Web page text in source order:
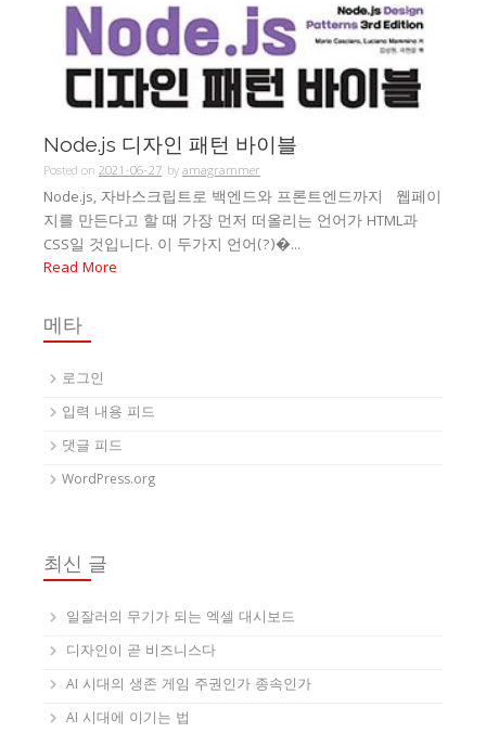
Node.js 디자인 패턴 바이블
Posted on 2021-06-27 byamagrammer
Node.js, 자바스크립트로 백엔드와 프론트엔드까지 웹페이
지를 만든다고 할 때 가장 먼저 떠올리는 언어가 HTML과
CSS일 것입니다. 이 두가지 언어(?)�...
Read More
메타
로그인
입력 내용 피드
댓글 피드
WordPress.org
최신 글
일잘러의 무기가 되는 엑셀 대시보드
디자인이 곧 비즈니스다
AI 시대의 생존 게임 주권인가 종속인가
AI 시대에 이기는 법